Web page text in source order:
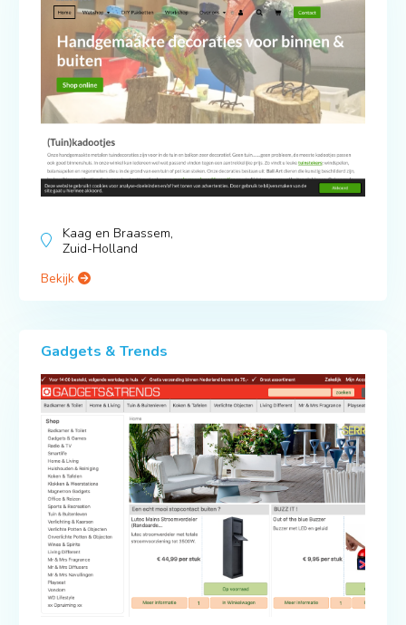
Kaag en Braassem,
Zuid-Holland
Bekijk
Gadgets & Trends